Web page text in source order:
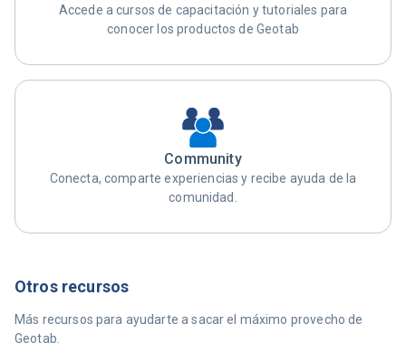
Accede a cursos de capacitación y tutoriales para
conocer los productos de Geotab
Community
Conecta, comparte experiencias y recibe ayuda de la
comunidad.
Otros recursos
Más recursos para ayudarte a sacar el máximo provecho de
Geotab.